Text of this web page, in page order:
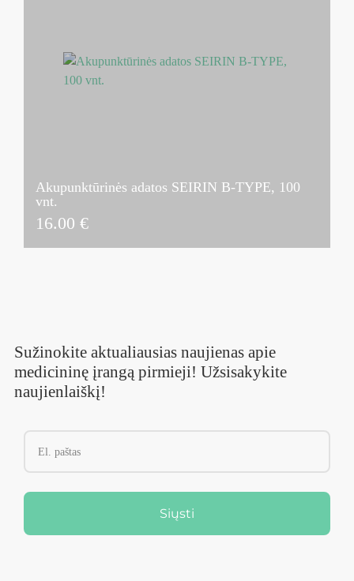
Akupunktūrinės adatos SEIRIN B-TYPE, 100
vnt.
16.00 €
Sužinokite aktualiausias naujienas apie
medicininę įrangą pirmieji! Užsisakykite
naujienlaiškį!
Siųsti